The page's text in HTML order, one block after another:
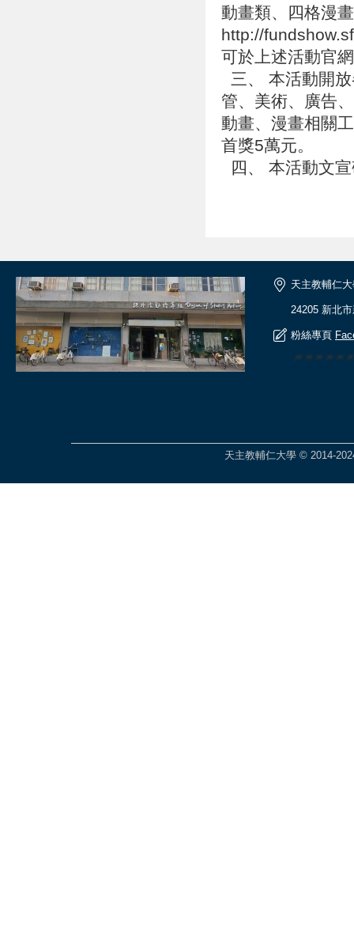
動畫類、四格漫
http://
可於上述活動官
三、 本活動開
管、美術、廣告
動畫、漫畫相關
首獎5萬元。
四、 本活動文
天主教輔仁
24205 新北
粉絲專頁
天主教輔仁大學 © 2014-